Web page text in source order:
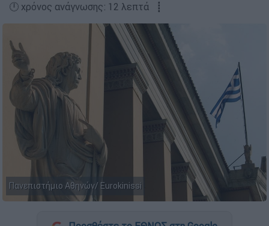
🕛 χρόνος ανάγνωσης: 12 λεπτά ┋
Πανεπιστήμιο Αθηνών/ Eurokinissi